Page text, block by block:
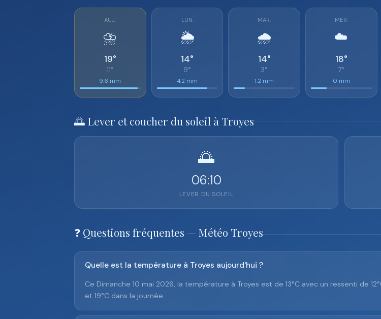
AUJ.
⛈️
19°
11°
9.6 mm
LUN.
🌦️
14°
9°
4.2 mm
MAR.
🌧️
14°
3°
1.2 mm
MER.
☁️
18°
7°
0 mm
🌅 Lever et coucher du soleil à Troyes
🌅
06:10
LEVER DU SOLEIL
❓ Questions fréquentes — Météo Troyes
Quelle est la température à Troyes aujourd'hui ?
Ce Dimanche 10 mai 2026, la température à Troyes est de 13°C avec un ressenti de
et 19°C dans la journée.